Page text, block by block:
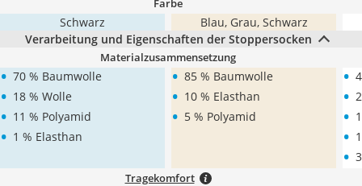
Farbe
Schwarz
Blau, Grau, Schwarz
Verarbeitung und Eigenschaften der Stoppersocken
Materialzusammensetzung
• 70 % Baumwolle
• 18 % Wolle
• 11 % Polyamid
• 1 % Elasthan
• 85 % Baumwolle
• 10 % Elasthan
• 5 % Polyamid
•
•
•
•
•
Tragekomfort